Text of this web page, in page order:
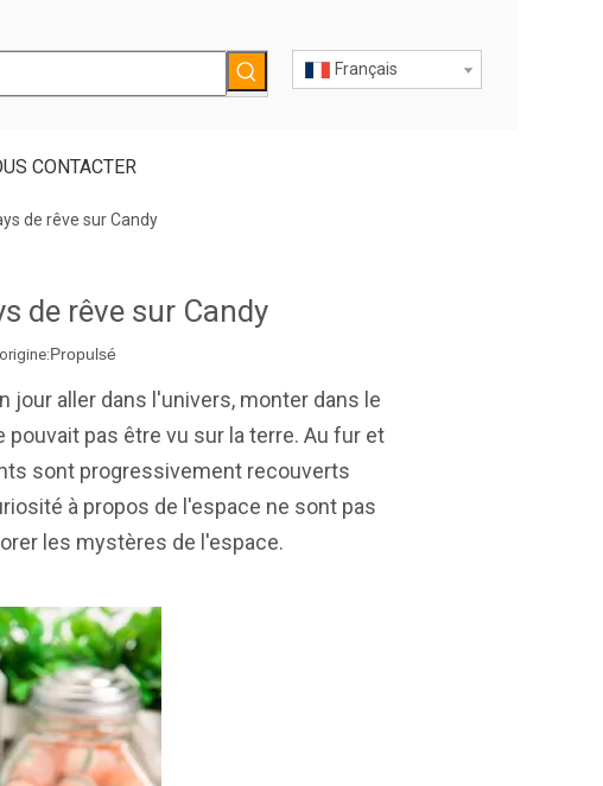
Français
CONTACTER
de rêve sur Candy
de rêve sur Candy
Propulsé
jour aller dans l'univers, monter dans le
pas être vu sur la terre. Au fur et
sont progressivement recouverts
à propos de l'espace ne sont pas
les mystères de l'espace.